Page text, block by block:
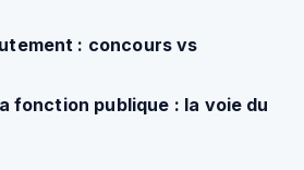
: concours vs
fonction publique : la voie du